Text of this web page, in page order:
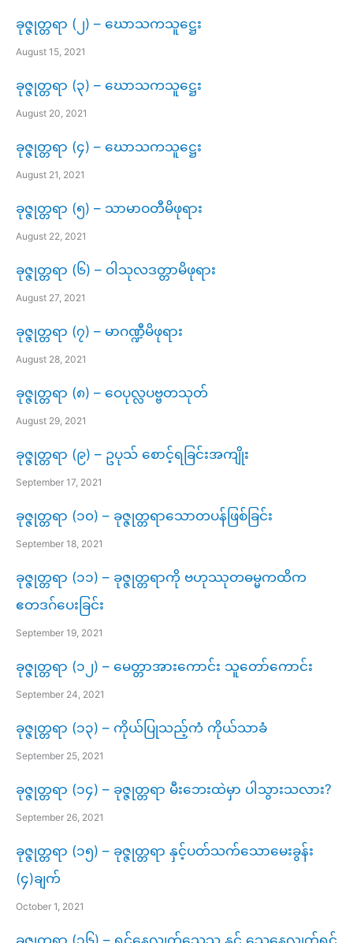
ခုဇ္ဇုတ္တရာ (၂) – ဃောသကသူဋ္ဌေး
August 15, 2021
ခုဇ္ဇုတ္တရာ (၃) – ဃောသကသူဋ္ဌေး
August 20, 2021
ခုဇ္ဇုတ္တရာ (၄) – ဃောသကသူဋ္ဌေး
August 21, 2021
ခုဇ္ဇုတ္တရာ (၅) – သာမာဝတီမိဖုရား
August 22, 2021
ခုဇ္ဇုတ္တရာ (၆) – ဝါသုလဒတ္တာမိဖုရား
August 27, 2021
ခုဇ္ဇုတ္တရာ (၇) – မာဂဏ္ဍီမိဖုရား
August 28, 2021
ခုဇ္ဇုတ္တရာ (၈) – ဝေပုလ္လပဗ္ဗတသုတ်
August 29, 2021
ခုဇ္ဇုတ္တရာ (၉) – ဥပုသ် စောင့်ရခြင်းအကျိုး
September 17, 2021
ခုဇ္ဇုတ္တရာ (၁၀) – ခုဇ္ဇုတ္တရာသောတပန်ဖြစ်ခြင်း
September 18, 2021
ခုဇ္ဇုတ္တရာ (၁၁) – ခုဇ္ဇုတ္တရာကို ဗဟုဿုတဓမ္မကထိက
ဧတဒဂ်ပေးခြင်း
September 19, 2021
ခုဇ္ဇုတ္တရာ (၁၂) – မေတ္တာအားကောင်း သူတော်ကောင်း
September 24, 2021
ခုဇ္ဇုတ္တရာ (၁၃) – ကိုယ်ပြုသည့်ကံ ကိုယ်သာခံ
September 25, 2021
ခုဇ္ဇုတ္တရာ (၁၄) – ခုဇ္ဇုတ္တရာ မီးဘေးထဲမှာ ပါသွားသလား?
September 26, 2021
ခုဇ္ဇုတ္တရာ (၁၅) – ခုဇ္ဇုတ္တရာ နှင့်ပတ်သက်သောမေးခွန်း
(၄)ချက်
October 1, 2021
ခုဇ္ဇုတ္တရာ (၁၆) – ရှင်နေလျှက်သေသူ နှင့် သေနေလျှက်ရှင်